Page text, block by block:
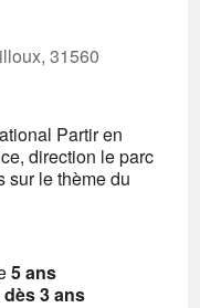
31560
Partir en
direction le parc
sur le thème du
5 ans
dès 3 ans